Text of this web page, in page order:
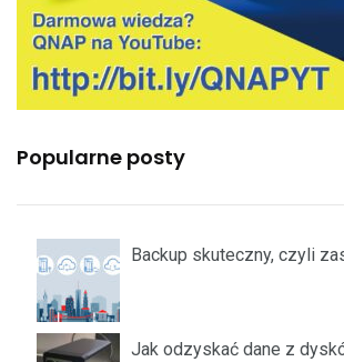
Popularne posty
Backup skuteczny, czyli
Jak odzyskać dane z